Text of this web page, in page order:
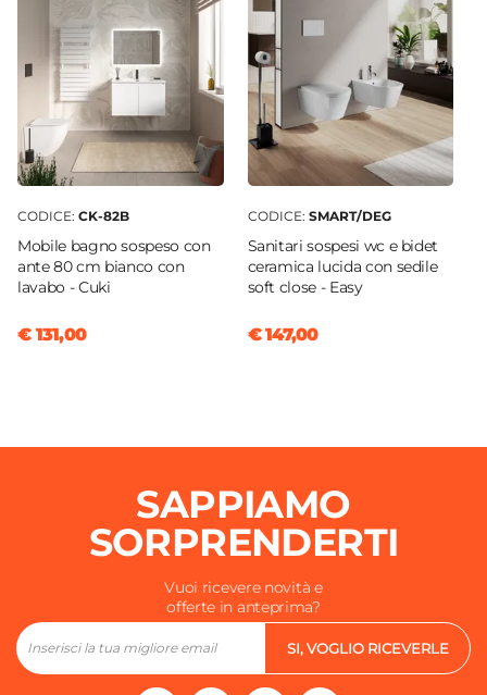
CODICE: CK-82B
Mobile bagno sospeso con
ante 80 cm bianco con
lavabo - Cuki
€ 131,00
CODICE: SMART/DEG
Sanitari sospesi wc e bidet
ceramica lucida con sedile
soft close - Easy
€ 147,00
SAPPIAMO
SORPRENDERTI
Vuoi ricevere novità e
offerte in anteprima?
SI, VOGLIO RICEVERLE